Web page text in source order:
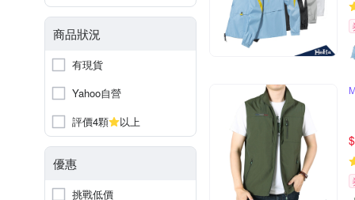
商品狀況
有現貨
Yahoo自營
評價4顆
以上
優惠
挑戰低價
$